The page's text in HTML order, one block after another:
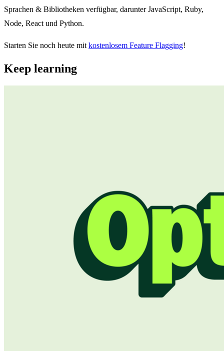
Sprachen & Bibliotheken verfügbar, darunter JavaScript, Ruby,
Node, React und Python.
Starten Sie noch heute mit kostenlosem Feature Flagging!
Keep learning